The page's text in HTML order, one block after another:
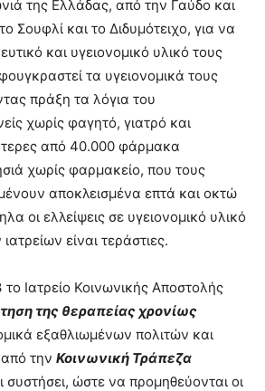
της Ελλάδας, από την Γαύδο και
Σουφλί και το Διδυμότειχο, για να
και υγειονομικό υλικό τους
τα υγειονομικά τους
πράξη τα λόγια του
χωρίς φαγητό, γιατρό και
από 40.000 φάρμακα
χωρίς φαρμακείο, που τους
αποκλεισμένα επτά και οκτώ
οι ελλείψεις σε υγειονομικό υλικό
είναι τεράστιες.
Ιατρείο Κοινωνικής Αποστολής
της θεραπείας χρονίως
εξαθλιωμένων πολιτών και
την Κοινωνική Τράπεζα
συστήσει, ώστε να προμηθεύονται οι